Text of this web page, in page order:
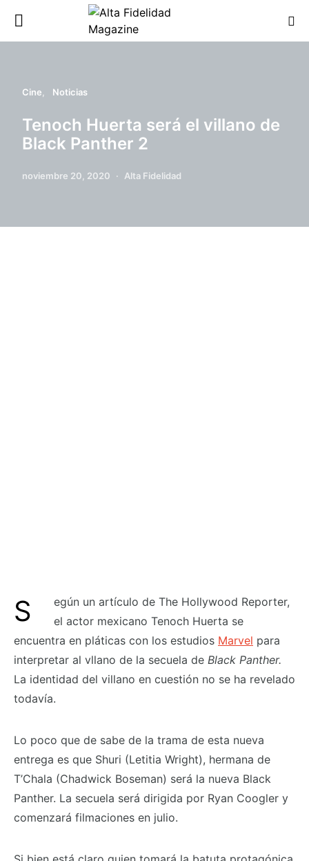
Cine Noticias
Tenoch Huerta será el villano de
Black Panther 2
noviembre 20, 2020 Alta Fidelidad
Según un artículo de The Hollywood Reporter,
el actor mexicano Tenoch Huerta se
encuentra en pláticas con los estudios Marvel para
interpretar al vllano de la secuela de Black Panther.
La identidad del villano en cuestión no se ha revelado
todavía.
Lo poco que de sabe de la trama de esta nueva
entrega es que Shuri (Letitia Wright), hermana de
T’Chala (Chadwick Boseman) será la nueva Black
Panther. La secuela será dirigida por Ryan Coogler y
comenzará filmaciones en julio.